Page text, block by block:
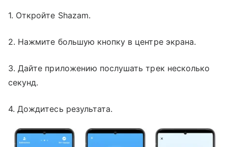
1. Откройте Shazam.
2. Нажмите большую кнопку в центре экрана.
3. Дайте приложению послушать трек несколько
секунд.
4. Дождитесь результата.